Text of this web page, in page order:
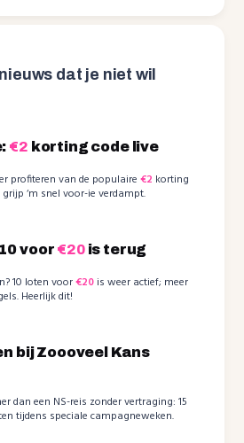
dat je niet wil
€2 korting code live
profiteren van de populaire€2 korting
‘m snel voor-ie verdampt.
voor €20is terug
10 loten voor€20 is weer actief; meer
Heerlijk dit!
bij Zoooveel Kans
dan een NS-reis zonder vertraging: 15
tijdens speciale campagneweken.